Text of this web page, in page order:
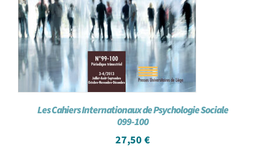
Les Cahiers Internationaux de Psychologie Sociale
099-100
27,50 €